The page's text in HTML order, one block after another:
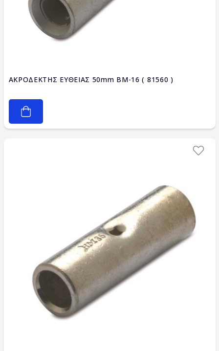
ΑΚΡΟΔΕΚΤΗΣ ΕΥΘΕΙΑΣ 50mm BM-16 ( 81560 )